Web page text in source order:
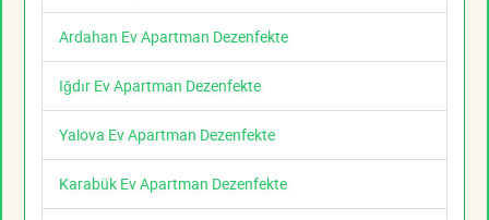
Ardahan Ev Apartman Dezenfekte
Iğdır Ev Apartman Dezenfekte
Yalova Ev Apartman Dezenfekte
Karabük Ev Apartman Dezenfekte